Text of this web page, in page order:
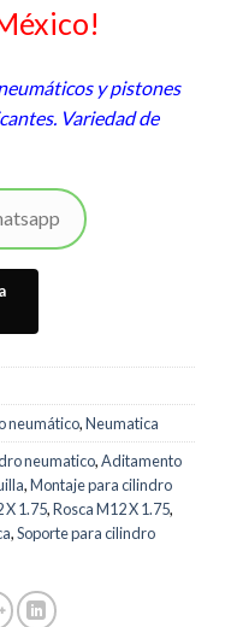
y pistones
Variedad de
neumático,Neumatica
neumatico,Aditamento
,Montaje para cilindro
X 1.75,Rosca M12 X 1.75,
,Soporte para cilindro